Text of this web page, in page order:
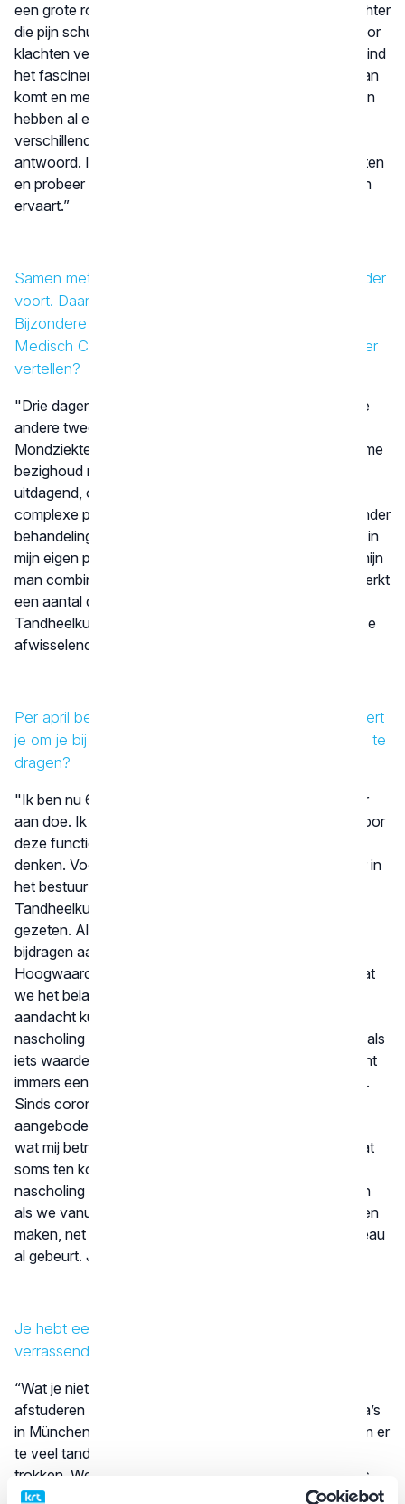
een grote rol, omdat het om (chronische) pijn gaat. Achter
die pijn schuilt vaak een verhaal - zoals stress, waardoor
klachten verergeren en iemands gedrag verandert. Ik vind
het fascinerend om te achterhalen waar de pijn vandaan
komt en mensen daar inzicht in te geven. Veel patiënten
hebben al een lange zoektocht achter de rug en
verschillende specialisten, bezocht zonder duidelijk
antwoord. Ik kijk op een andere manier naar hun klachten
en probeer aandacht te geven aan waarom iemand pijn
ervaart.”
Samen met je man Peter zet je de praktijk van je vader
voort. Daarnaast werk je in het Centrum voor
Bijzondere Tandheelkunde in het Leids Universitair
Medisch Centrum (LUMC). Kun je hier kort meer over
vertellen?
"Drie dagen per week werk ik in onze eigen praktijk. De
andere twee dagen ben ik in het LUMC op de afdeling
Mondziekten, Kaak- en Aangezichtschirurgie, waar ik me
bezighoud met gnathologie. Dit werk is bijzonder en
uitdagend, omdat ik daar patiënten behandel met
complexe problemen waarvoor ze in het ziekenhuis onder
behandeling zijn. Het is een heel andere dynamiek dan in
mijn eigen praktijk, wat het extra boeiend maakt. Ook mijn
man combineert twee verschillende werkplekken; hij werkt
een aantal dagen voor het Academisch Centrum
Tandheelkunde Amsterdam (ACTA). Voor ons zijn deze
afwisselende werkomgevingen heel inspirerend."
Per april ben je bestuurslid van het KRT. Wat motiveert
je om je bij het KRT aan te sluiten en wat hoop je bij te
dragen?
"Ik ben nu 60, maar dat betekent niet dat ik het rustiger
aan doe. Ik hou van nieuwe uitdagingen, dus toen ik voor
deze functie werd gevraagd, hoefde ik niet lang na te
denken. Vooral ook omdat ik jarenlang met veel plezier in
het bestuur van de Nederlandse Vereniging voor
Tandheelkundige Slaapgeneeskunde (NVTS) heb
gezeten. Als bestuurslid van het KRT wil ik graag
bijdragen aan het realiseren van het beleidsplan.
Hoogwaardige nascholing is heel belangrijk. Ik hoop dat
we het belang en nut hiervan nog meer onder de
aandacht kunnen brengen. Tandartsen zouden
nascholing niet als een verplichting moeten zien, maar als
iets waardevols en inspirerends. Meer scholing betekent
immers een hogere kwaliteit van tandheelkundige zorg.
Sinds corona wordt nascholing steeds vaker online
aangeboden. Dat verlaagt de drempel, maar maakt het
wat mij betreft ook minder persoonlijk en interactief, wat
soms ten koste gaat van de motivatie. We kunnen
nascholing niet verplicht stellen, maar het zou mooi zijn
als we vanuit het KRT nascholing aantrekkelijker kunnen
maken, net zoals dat bij studenten op academisch niveau
al gebeurt. Jong geleerd is tenslotte oud gedaan."
Je hebt een uitgebreid en divers cv. Kun je ook iets
verrassends delen wat niét op je cv staat?
“Wat je niet in mijn cv terugvindt, is dat ik net na mijn
afstuderen een tijd heb meegelopen met Duitse collega’s
in München. Dat was eind jaren ’80, een periode waarin er
te veel tandartsen waren en velen naar het buitenland
trokken. Wekenlang kregen we, mijn man en ik, de kans
om in hun praktijk mee te kijken, wat ontzettend leerzaam